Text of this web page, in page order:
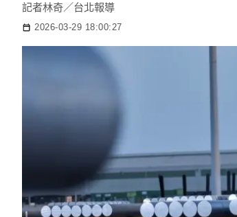
記者林奇／台北報導
2026-03-29 18:00:27